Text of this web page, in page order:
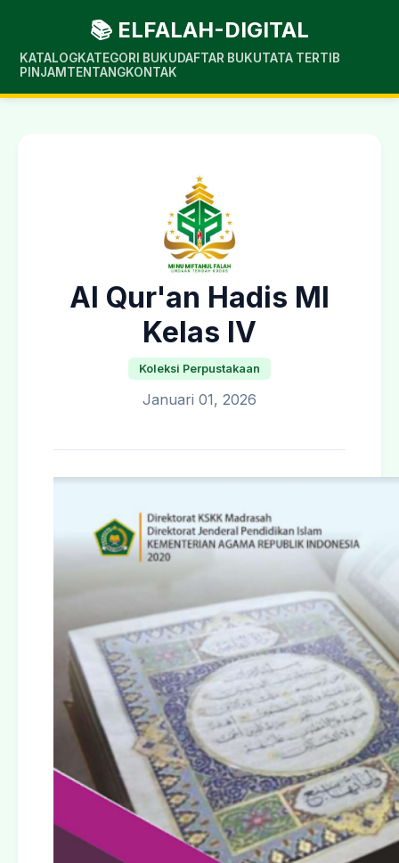
📚 ELFALAH-DIGITAL
KATALOGKATEGORI BUKUDAFTAR BUKUTATA TERTIB
PINJAM TENTANGKONTAK
Al Qur'an Hadis MI
Kelas IV
Koleksi Perpustakaan
Januari 01, 2026